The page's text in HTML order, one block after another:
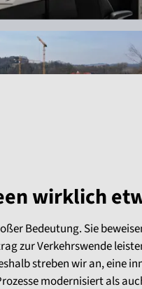
wirklich
Bedeutung. Sie
zur Verkehrswende
streben wir an, eine
modernisiert als